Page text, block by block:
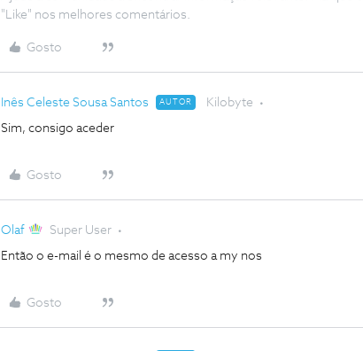
"Like" nos melhores comentários.
Gosto
Inês Celeste Sousa Santos AUTOR Kilobyte
Sim, consigo aceder
Gosto
Olaf Super User
Então o e-mail é o mesmo de acesso a my nos
Gosto